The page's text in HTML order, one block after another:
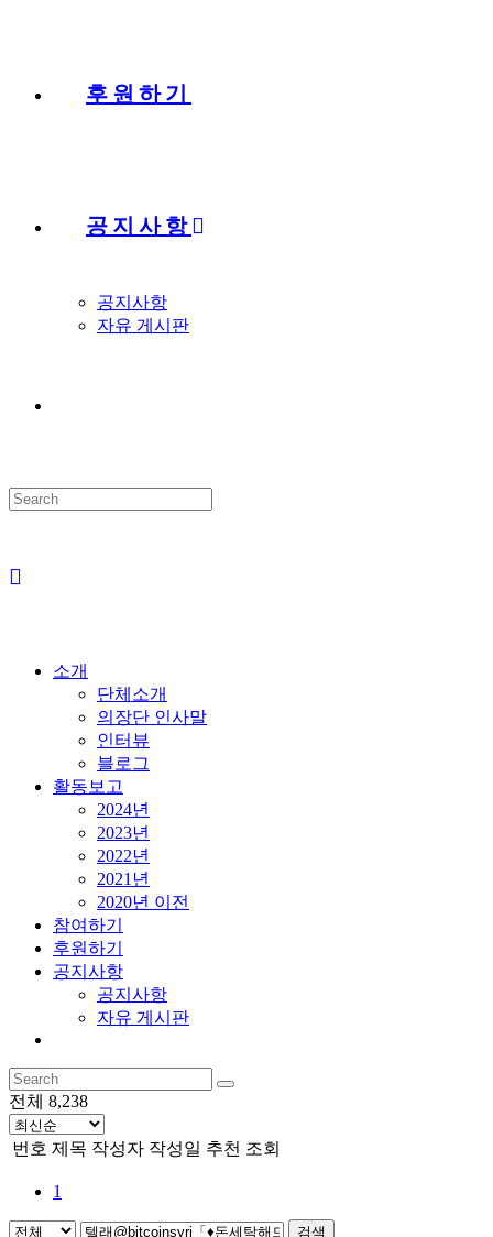
후원하기
공지사항
공지사항
자유 게시판
Search
this
소개
단체소개
의장단 인사말
인터뷰
블로그
활동보고
2024년
2023년
2022년
2021년
2020년 이전
참여하기
후원하기
공지사항
공지사항
자유 게시판
전체 8,238
번호 제목 작성자 작성일 추천 조회
1
검색